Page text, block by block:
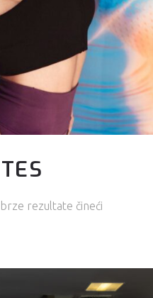
rezultate čineći